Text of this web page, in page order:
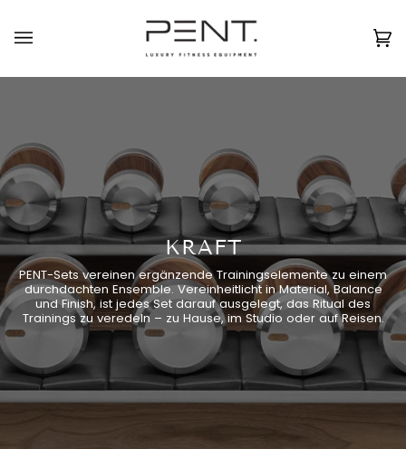
Inhalt
(0)
KRAFT
PENT-Sets vereinen ergänzende Trainingselemente zu einem
durchdachten Ensemble. Vereinheitlicht in Material, Balance
und Finish, ist jedes Set darauf ausgelegt, das Ritual des
Trainings zu veredeln – zu Hause, im Studio oder auf Reisen.